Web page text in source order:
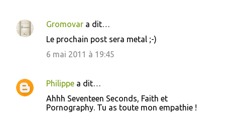
s
Gromovar a dit…
Le prochain post sera metal ;-)
6 mai 2011 à 19:45
Philippe a dit…
Ahhh Seventeen Seconds, Faith et
Pornography. Tu as toute mon empathie !